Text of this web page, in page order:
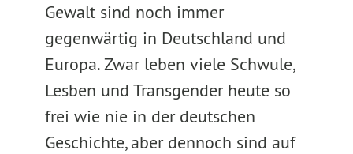
Gewalt sind noch immer
gegenwärtig in Deutschland und
Europa. Zwar leben viele Schwule,
Lesben und Transgender heute so
frei wie nie in der deutschen
Geschichte, aber dennoch sind auf